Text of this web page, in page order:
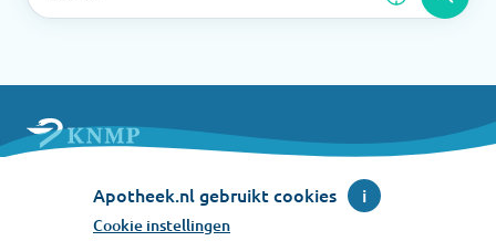
Nederlandse Maatschappij ter bevordering der
Pharmacie
Apotheek.nl gebruikt cookies i
Cookie instellingen